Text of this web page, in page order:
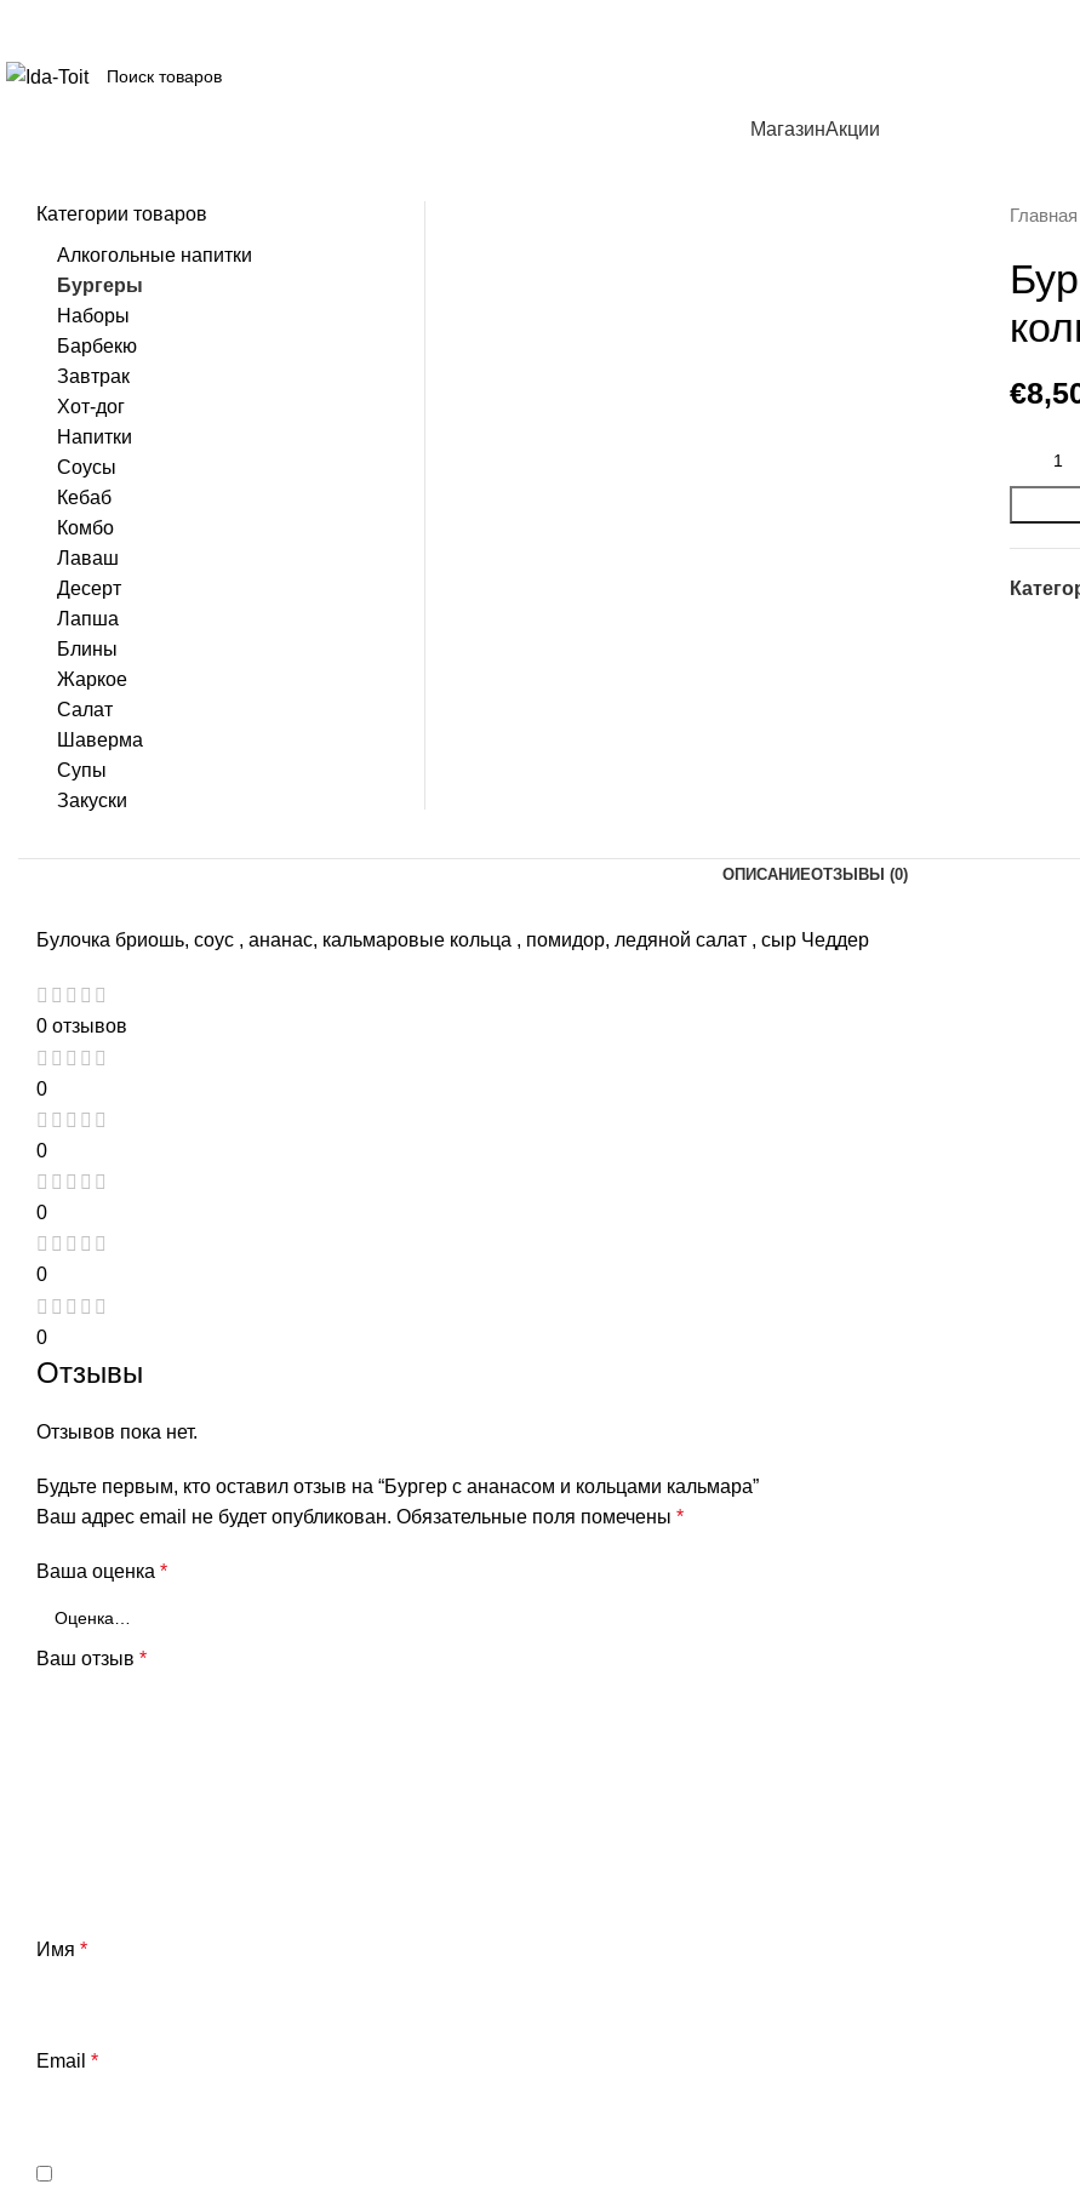
МагазинАкции
Главная
€
Категории товаров
Алкогольные напитки
Бургеры
Наборы
Барбекю
Завтрак
Хот-дог
Напитки
Соусы
Кебаб
Комбо
Лаваш
Десерт
Лапша
Блины
Жаркое
Салат
Шаверма
Супы
Закуски
ОПИСАНИЕОТЗЫВЫ (0)
Булочка бриошь, соус , ананас, кальмаровые кольца , помидор, ледяной салат , сыр Чеддер
0 отзывов
0
0
0
0
0
Отзывы
Отзывов пока нет.
Будьте первым, кто оставил отзыв на “Бургер с ананасом и кольцами кальмара”
Ваш адрес email не будет опубликован. Обязательные поля помечены *
Ваша оценка *
Ваш отзыв *
Имя *
Email *